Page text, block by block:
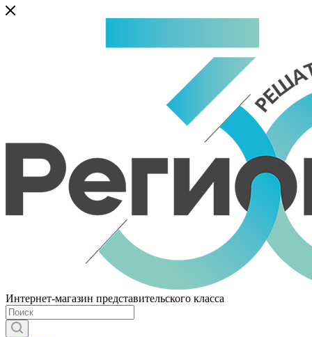
Интернет-магазин представительского класса